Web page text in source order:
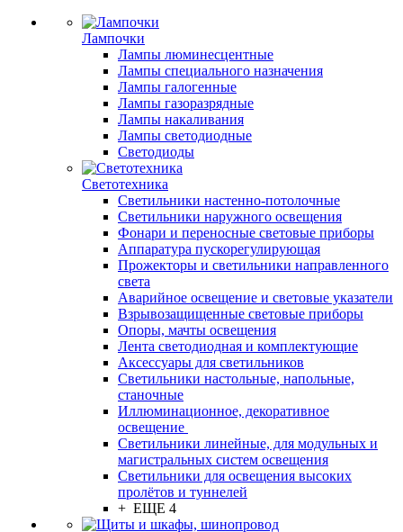
Лампочки
Лампы люминесцентные
Лампы специального назначения
Лампы галогенные
Лампы газоразрядные
Лампы накаливания
Лампы светодиодные
Светодиоды
Светотехника
Светильники настенно-потолочные
Светильники наружного освещения
Фонари и переносные световые приборы
Аппаратура пускорегулирующая
Прожекторы и светильники направленного
света
Аварийное освещение и световые указатели
Взрывозащищенные световые приборы
Опоры, мачты освещения
Лента светодиодная и комплектующие
Аксессуары для светильников
Светильники настольные, напольные,
станочные
Иллюминационное, декоративное
освещение
Светильники линейные, для модульных и
магистральных систем освещения
Светильники для освещения высоких
пролётов и туннелей
+ ЕЩЕ 4